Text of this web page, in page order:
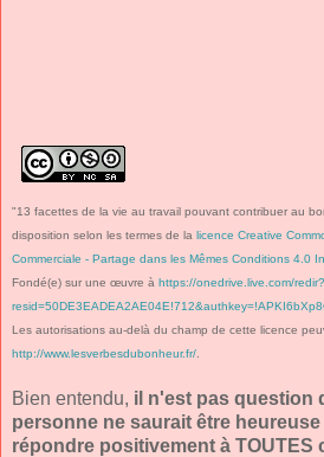
"13 facettes de la vie au travail pouvant contribuer au
disposition selon les termes de la licence Creative
Commerciale - Partage dans les Mêmes Conditions 4.0
Fondé(e) sur une œuvre à https://onedrive.live.com/redir?
Les autorisations au-delà du champ de cette licence
http://www.lesverbesdubonheur.fr/
Bien entendu, il n'est pas question
personne ne saurait être
répondre positivement à TOUTES